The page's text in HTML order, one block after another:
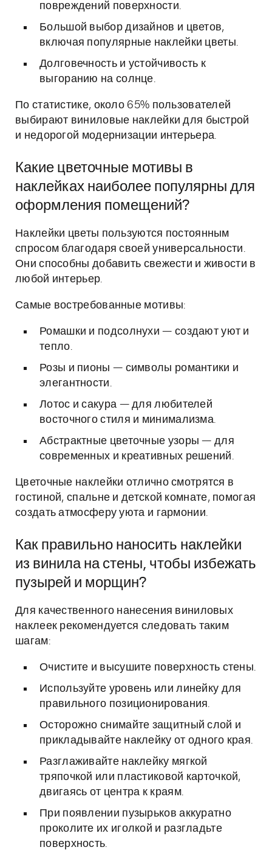
повреждений поверхности.
Большой выбор дизайнов и цветов,
включая популярные наклейки цветы.
Долговечность и устойчивость к
выгоранию на солнце.
По статистике, около 65% пользователей
выбирают виниловые наклейки для быстрой
и недорогой модернизации интерьера.
Какие цветочные мотивы в
наклейках наиболее популярны для
оформления помещений?
Наклейки цветы пользуются постоянным
спросом благодаря своей универсальности.
Они способны добавить свежести и живости в
любой интерьер.
Самые востребованные мотивы:
Ромашки и подсолнухи — создают уют и
тепло.
Розы и пионы — символы романтики и
элегантности.
Лотос и сакура — для любителей
восточного стиля и минимализма.
Абстрактные цветочные узоры — для
современных и креативных решений.
Цветочные наклейки отлично смотрятся в
гостиной, спальне и детской комнате, помогая
создать атмосферу уюта и гармонии.
Как правильно наносить наклейки
из винила на стены, чтобы избежать
пузырей и морщин?
Для качественного нанесения виниловых
наклеек рекомендуется следовать таким
шагам:
Очистите и высушите поверхность стены.
Используйте уровень или линейку для
правильного позиционирования.
Осторожно снимайте защитный слой и
прикладывайте наклейку от одного края.
Разглаживайте наклейку мягкой
тряпочкой или пластиковой карточкой,
двигаясь от центра к краям.
При появлении пузырьков аккуратно
проколите их иголкой и разгладьте
поверхность.